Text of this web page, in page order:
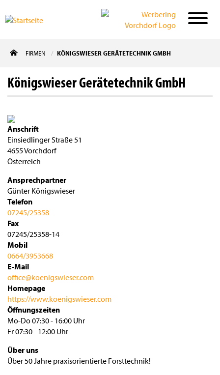
zum
FIRMEN KÖNIGSWIESER GERÄTETECHNIK GMBH
Königswieser Gerätetechnik GmbH
Anschrift
Einsiedlinger Straße 51
4655Vorchdorf
Österreich
Ansprechpartner
Günter Königswieser
Telefon
07245/25358
Fax
07245/25358-14
Mobil
0664/3953668
E-Mail
office@koenigswieser.com
Homepage
https://www.koenigswieser.com
Öffnungszeiten
Mo-Do 07:30 - 16:00 Uhr
Fr 07:30 - 12:00 Uhr
Über uns
Über 50 Jahre praxisorientierte Forsttechnik!